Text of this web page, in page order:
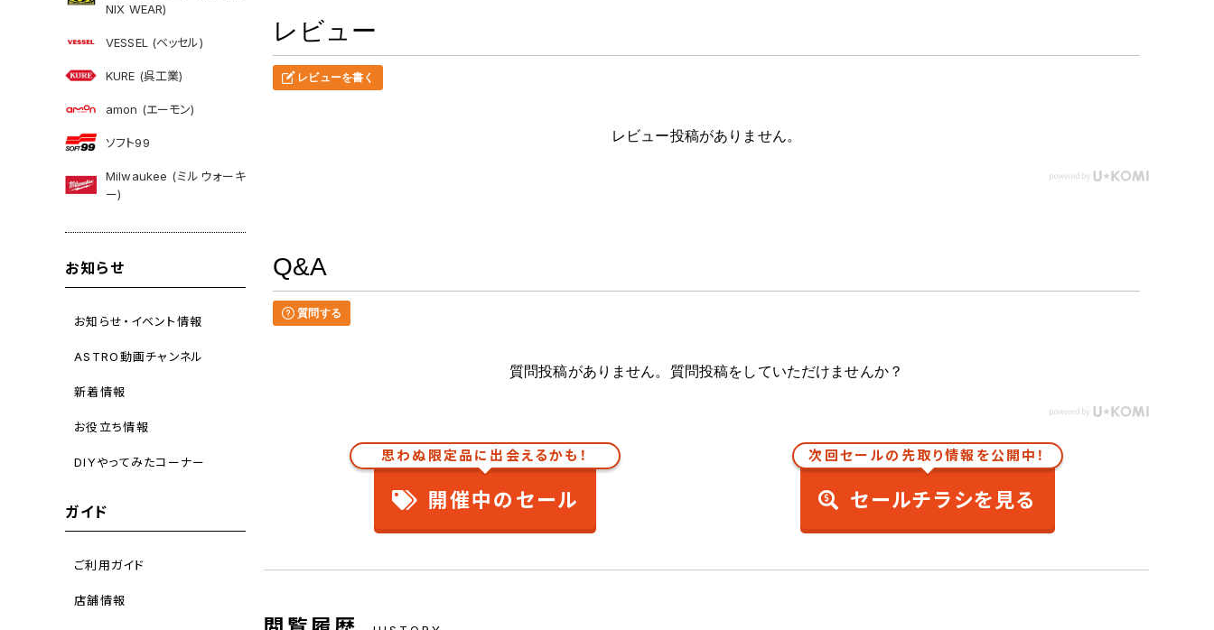
NIX WEAR)
VESSEL (ベッセル)
KURE (呉工業)
amon (エーモン)
ソフト99
Milwaukee (ミルウォーキ
ー)
お知らせ
お知らせ・イベント情報
ASTRO動画チャンネル
新着情報
お役立ち情報
DIYやってみたコーナー
ガイド
ご利用ガイド
店舗情報
レビュー
レビューを書く
レビュー投稿がありません。
Q&A
質問する
質問投稿がありません。質問投稿をしていただけませんか？
思わぬ限定品に出会えるかも！
開催中のセール
次回セールの先取り情報を公開中！
セールチラシを見る